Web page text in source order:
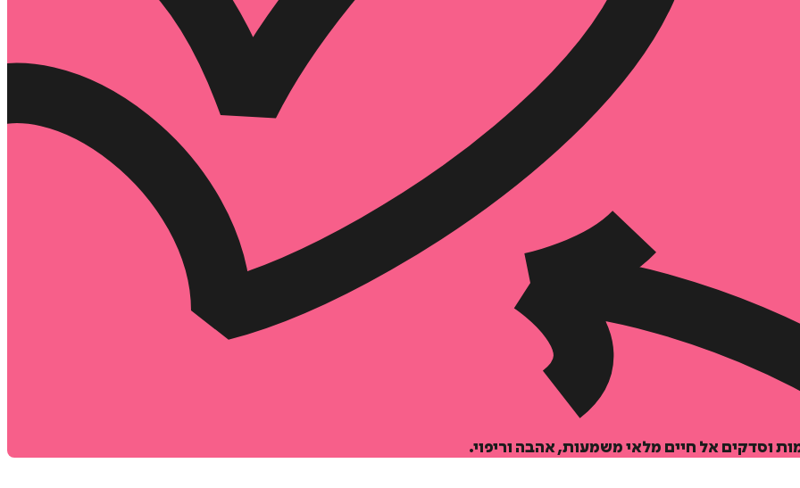
וסדקים אל חיים מלאי משמעות, אהבה וריפוי.